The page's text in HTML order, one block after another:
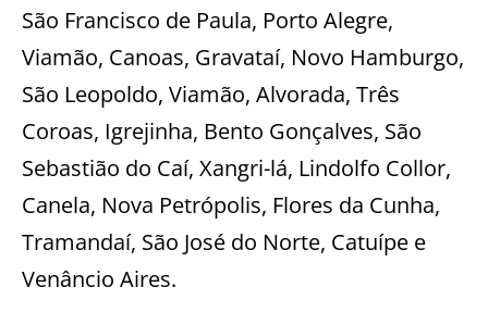
São Francisco de Paula, Porto Alegre,
Viamão, Canoas, Gravataí, Novo Hamburgo,
São Leopoldo, Viamão, Alvorada, Três
Coroas, Igrejinha, Bento Gonçalves, São
Sebastião do Caí, Xangri-lá, Lindolfo Collor,
Canela, Nova Petrópolis, Flores da Cunha,
Tramandaí, São José do Norte, Catuípe e
Venâncio Aires.